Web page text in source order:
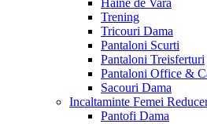
Haine de Vara
Trening
Tricouri Dama
Pantaloni Scurti
Pantaloni Treisferturi
Pantaloni Office &
Sacouri Dama
Incaltaminte Femei
Pantofi Dama